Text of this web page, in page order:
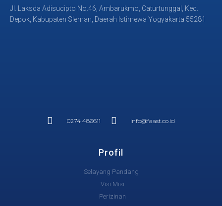
Jl. Laksda Adisucipto No.46, Ambarukmo, Caturtunggal, Kec.
Depok, Kabupaten Sleman, Daerah Istimewa Yogyakarta 55281
0274 486611 info@faast.co.id
Profil
Selayang Pandang
Visi Misi
Perizinan